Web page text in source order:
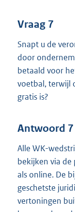
Vraag 7
Snapt u de
door
betaald voor
voetbal, terwijl
gratis is?
Antwoord 7
Alle WK-
bekijken via de
als online. De
geschetste
vertoningen